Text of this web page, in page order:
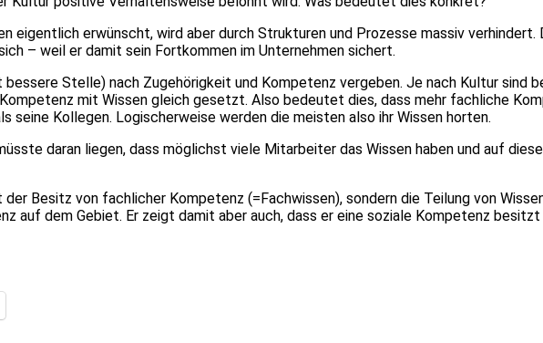
eigentlich erwünscht, wird aber durch Strukturen und Prozesse massiv
– weil er damit sein Fortkommen im Unternehmen sichert.
Stelle) nach Zugehörigkeit und Kompetenz vergeben. Je nach Kultur sind
mit Wissen gleich gesetzt. Also bedeutet dies, dass mehr fachliche
seine Kollegen. Logischerweise werden die meisten also ihr Wissen horten.
daran liegen, dass möglichst viele Mitarbeiter das Wissen haben und auf
Besitz von fachlicher Kompetenz (=Fachwissen), sondern die Teilung von
dem Gebiet. Er zeigt damit aber auch, dass er eine soziale Kompetenz besitzt